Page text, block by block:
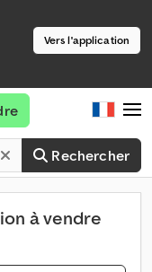
Vers l'application
Rechercher
à vendre